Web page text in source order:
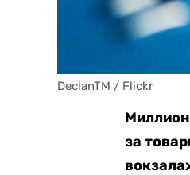
DeclanTM / Flickr
за